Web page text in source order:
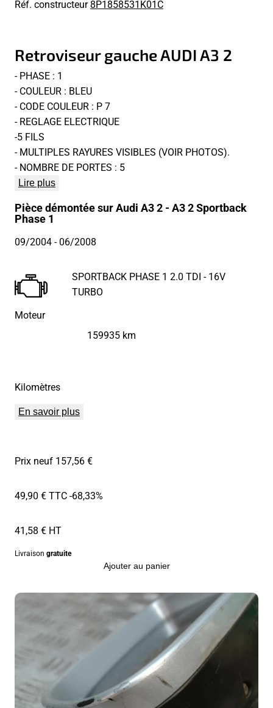
Réf. constructeur8P1858531K01C
Retroviseur gauche AUDI A3 2
- PHASE : 1
- COULEUR : BLEU
- CODE COULEUR : P 7
- REGLAGE ELECTRIQUE
-5 FILS
- MULTIPLES RAYURES VISIBLES (VOIR PHOTOS).
- NOMBRE DE PORTES : 5
Lire plus
Pièce démontée sur Audi A3 2 - A3 2 Sportback
Phase 1
09/2004- 06/2008
Moteur
SPORTBACK PHASE 1 2.0 TDI - 16V
TURBO
Kilomètres
159935 km
En savoir plus
Prix neuf 157,56 €
49,90 € TTC-68,33%
41,58 € HT
Livraison gratuite
Ajouter au panier